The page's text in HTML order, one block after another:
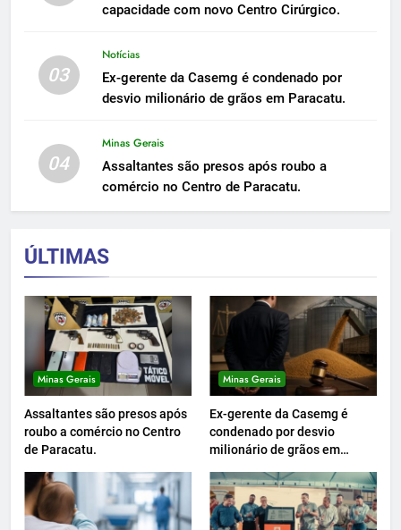
capacidade com novo Centro Cirúrgico.
03
Notícias
Ex-gerente da Casemg é condenado por
desvio milionário de grãos em Paracatu.
04
Minas Gerais
Assaltantes são presos após roubo a
comércio no Centro de Paracatu.
ÚLTIMAS
Minas Gerais
Assaltantes são presos após
roubo a comércio no Centro
de Paracatu.
Minas Gerais
Ex-gerente da Casemg é
condenado por desvio
milionário de grãos em